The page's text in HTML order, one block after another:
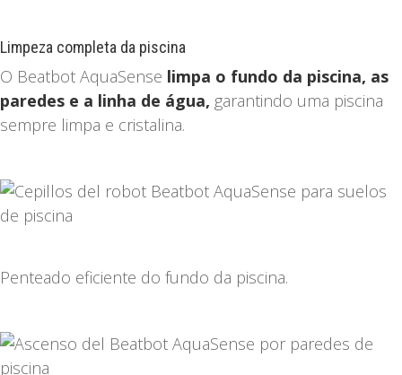
Limpeza completa da piscina
O Beatbot AquaSense limpa o fundo da piscina, as
paredes e a linha de água, garantindo uma piscina
sempre limpa e cristalina.
Penteado eficiente do fundo da piscina.